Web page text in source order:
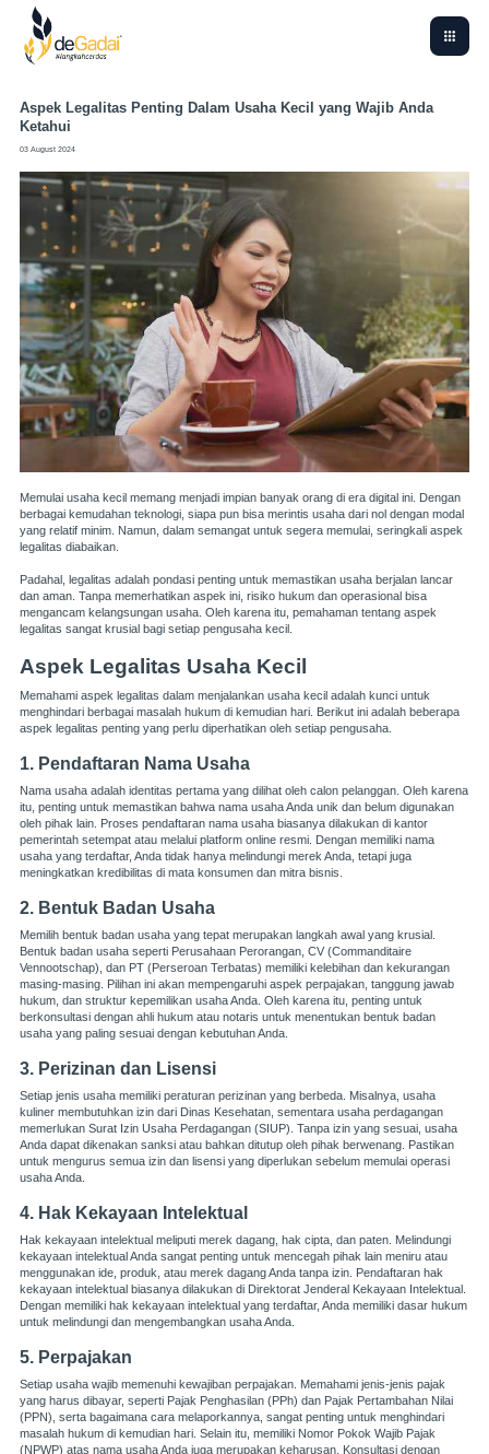
Aspek Legalitas Penting Dalam Usaha Kecil yang Wajib Anda
Ketahui
03 August 2024
Memulai usaha kecil memang menjadi impian banyak orang di era digital ini. Dengan
berbagai kemudahan teknologi, siapa pun bisa merintis usaha dari nol dengan modal
yang relatif minim. Namun, dalam semangat untuk segera memulai, seringkali aspek
legalitas diabaikan.
Padahal, legalitas adalah pondasi penting untuk memastikan usaha berjalan lancar
dan aman. Tanpa memerhatikan aspek ini, risiko hukum dan operasional bisa
mengancam kelangsungan usaha. Oleh karena itu, pemahaman tentang aspek
legalitas sangat krusial bagi setiap pengusaha kecil.
Aspek Legalitas Usaha Kecil
Memahami aspek legalitas dalam menjalankan usaha kecil adalah kunci untuk
menghindari berbagai masalah hukum di kemudian hari. Berikut ini adalah beberapa
aspek legalitas penting yang perlu diperhatikan oleh setiap pengusaha.
1. Pendaftaran Nama Usaha
Nama usaha adalah identitas pertama yang dilihat oleh calon pelanggan. Oleh karena
itu, penting untuk memastikan bahwa nama usaha Anda unik dan belum digunakan
oleh pihak lain. Proses pendaftaran nama usaha biasanya dilakukan di kantor
pemerintah setempat atau melalui platform online resmi. Dengan memiliki nama
usaha yang terdaftar, Anda tidak hanya melindungi merek Anda, tetapi juga
meningkatkan kredibilitas di mata konsumen dan mitra bisnis.
2. Bentuk Badan Usaha
Memilih bentuk badan usaha yang tepat merupakan langkah awal yang krusial.
Bentuk badan usaha seperti Perusahaan Perorangan, CV (Commanditaire
Vennootschap), dan PT (Perseroan Terbatas) memiliki kelebihan dan kekurangan
masing-masing. Pilihan ini akan mempengaruhi aspek perpajakan, tanggung jawab
hukum, dan struktur kepemilikan usaha Anda. Oleh karena itu, penting untuk
berkonsultasi dengan ahli hukum atau notaris untuk menentukan bentuk badan
usaha yang paling sesuai dengan kebutuhan Anda.
3. Perizinan dan Lisensi
Setiap jenis usaha memiliki peraturan perizinan yang berbeda. Misalnya, usaha
kuliner membutuhkan izin dari Dinas Kesehatan, sementara usaha perdagangan
memerlukan Surat Izin Usaha Perdagangan (SIUP). Tanpa izin yang sesuai, usaha
Anda dapat dikenakan sanksi atau bahkan ditutup oleh pihak berwenang. Pastikan
untuk mengurus semua izin dan lisensi yang diperlukan sebelum memulai operasi
usaha Anda.
4. Hak Kekayaan Intelektual
Hak kekayaan intelektual meliputi merek dagang, hak cipta, dan paten. Melindungi
kekayaan intelektual Anda sangat penting untuk mencegah pihak lain meniru atau
menggunakan ide, produk, atau merek dagang Anda tanpa izin. Pendaftaran hak
kekayaan intelektual biasanya dilakukan di Direktorat Jenderal Kekayaan Intelektual.
Dengan memiliki hak kekayaan intelektual yang terdaftar, Anda memiliki dasar hukum
untuk melindungi dan mengembangkan usaha Anda.
5. Perpajakan
Setiap usaha wajib memenuhi kewajiban perpajakan. Memahami jenis-jenis pajak
yang harus dibayar, seperti Pajak Penghasilan (PPh) dan Pajak Pertambahan Nilai
(PPN), serta bagaimana cara melaporkannya, sangat penting untuk menghindari
masalah hukum di kemudian hari. Selain itu, memiliki Nomor Pokok Wajib Pajak
(NPWP) atas nama usaha Anda juga merupakan keharusan. Konsultasi dengan